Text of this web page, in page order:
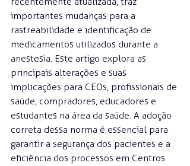
importantes mudanças para a
rastreabilidade e identificação de
medicamentos utilizados durante a
anestesia. Este artigo explora as
principais alterações e suas
implicações para CEOs, profissionais de
saúde, compradores, educadores e
estudantes na área da saúde. A adoção
correta dessa norma é essencial para
garantir a segurança dos pacientes e a
eficiência dos processos em Centros